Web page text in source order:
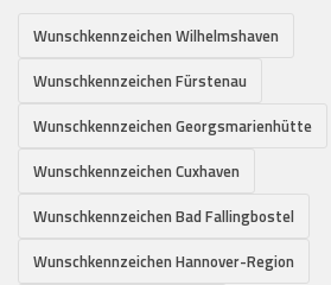
Wunschkennzeichen Wilhelmshaven
Wunschkennzeichen Fürstenau
Wunschkennzeichen Georgsmarienhütte
Wunschkennzeichen Cuxhaven
Wunschkennzeichen Bad Fallingbostel
Wunschkennzeichen Hannover-Region